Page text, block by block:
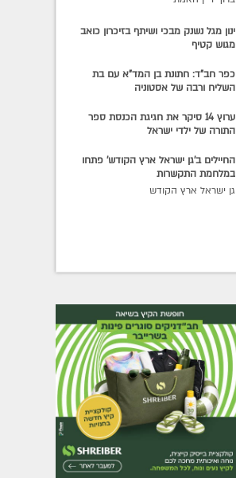
ינון מגל נשנק מבכי ושיתף בזיכרון כואב
מגוש קטיף
כפר חב"ד: חתונת בן המד"א עם בת
השליח ורבה של אסטוניה
ערוץ 14 סיקר את חגיגת הכנסת ספר
התורה של ילדי ישראל
החיילים ב'גן ישראל ארץ הקודש' פתחו
במלחמת התקשרות
גן ישראל ארץ הקודש